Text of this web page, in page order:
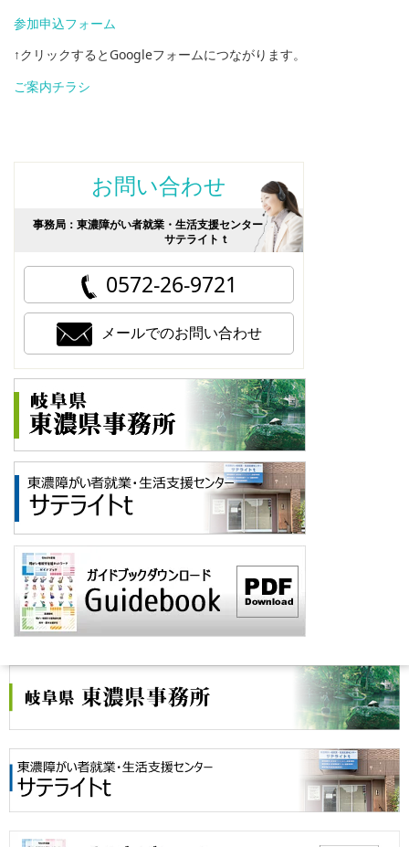
参加申込フォーム
↑クリックするとGoogleフォームにつながります。
ご案内チラシ
お問い合わせ
事務局：東濃障がい者就業・生活支援センター
サテライトｔ
0572-26-9721
メールでのお問い合わせ